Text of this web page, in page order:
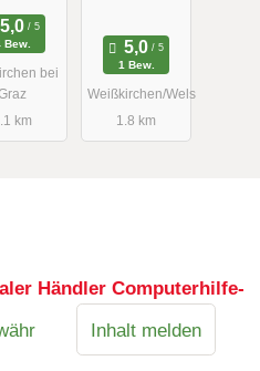
Bew.
bei
km
1 Bew.
Weißkirchen/Wels
1.8 km
Händler Computerhilfe-
Inhalt melden